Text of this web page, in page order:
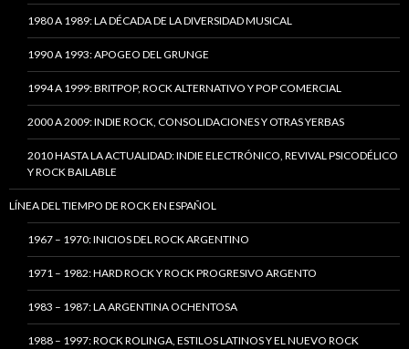
1980 A 1989: LA DÉCADA DE LA DIVERSIDAD MUSICAL
1990 A 1993: APOGEO DEL GRUNGE
1994 A 1999: BRITPOP, ROCK ALTERNATIVO Y POP COMERCIAL
2000 A 2009: INDIE ROCK, CONSOLIDACIONES Y OTRAS YERBAS
2010 HASTA LA ACTUALIDAD: INDIE ELECTRÓNICO, REVIVAL PSICODÉLICO
Y ROCK BAILABLE
LÍNEA DEL TIEMPO DE ROCK EN ESPAÑOL
1967 – 1970: INICIOS DEL ROCK ARGENTINO
1971 – 1982: HARD ROCK Y ROCK PROGRESIVO ARGENTO
1983 – 1987: LA ARGENTINA OCHENTOSA
1988 – 1997: ROCK ROLINGA, ESTILOS LATINOS Y EL NUEVO ROCK